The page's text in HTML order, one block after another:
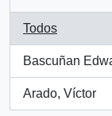
Todos
Bascuñan
, 1 resultados
Arado, Víctor
, 1 resultados